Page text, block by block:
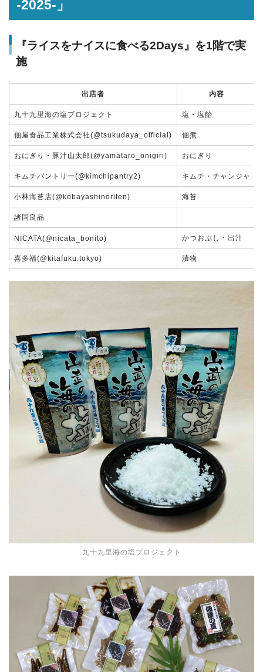
-2025-」
『ライスをナイスに食べる2Days』を1階で実
施
出店者 内容
九十九里海の塩プロジェクト 塩・塩飴
佃屋食品工業株式会社(@tsukudaya_official) 佃煮
おにぎり・豚汁山太郎(@yamataro_onigiri) おにぎり
キムチパントリー(@kimchipantry2) キムチ・チャンジャ
小林海苔店(@kobayashinoriten) 海苔
諸国良品
NICATA(@nicata_bonito) かつおぶし・出汁
喜多福(@kitafuku.tokyo) 漬物
九十九里海の塩プロジェクト